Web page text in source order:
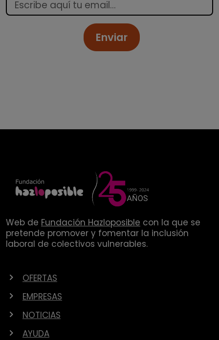
Enviar
Web de Fundación Hazloposible con la que se
pretende promover y fomentar la inclusión
laboral de colectivos vulnerables.
OFERTAS
EMPRESAS
NOTICIAS
AYUDA